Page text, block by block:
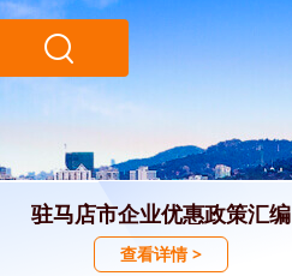
驻马店市企业优惠政策汇编
查看详情 >